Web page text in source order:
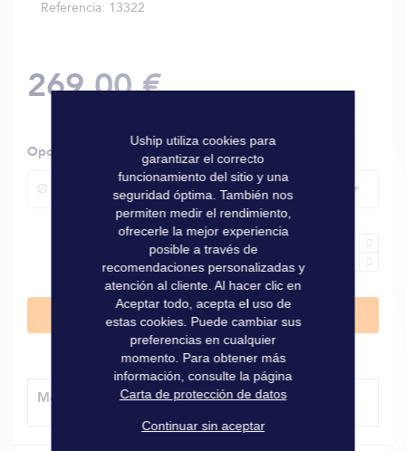
Referencia 13322
269,00 €
Opciones
Ø 14 mm, L. 40 m, resistencia 3100 daN, peso 8,5 kg
Añadir al carrito
Método de entrega
Uship utiliza cookies para
garantizar el correcto
funcionamiento del sitio y una
seguridad óptima. También nos
permiten medir el rendimiento,
ofrecerle la mejor experiencia
posible a través de
recomendaciones personalizadas y
atención al cliente. Al hacer clic en
Aceptar todo, acepta el uso de
estas cookies. Puede cambiar sus
preferencias en cualquier
momento. Para obtener más
información, consulte la página
Carta de protección de datos
Continuar sin aceptar